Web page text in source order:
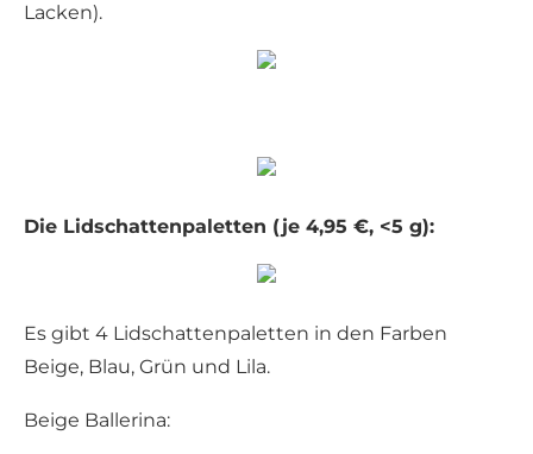
Lacken).
Die Lidschattenpaletten (je 4,95 €, <5 g):
Es gibt 4 Lidschattenpaletten in den Farben
Beige, Blau, Grün und Lila.
Beige Ballerina: